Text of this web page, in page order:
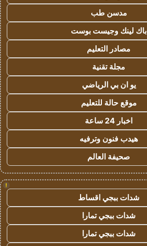
مدسن طب
باك لينك وجيست بوست
مصادر التعليم
مجلة تقنية
يو ان بي الرياضي
موقع حالة للتعليم
اخبار 24 ساعة
هيدب فنون وترفيه
صحيفة العالم
!
شدات ببجي اقساط
شدات ببجي تمارا
شدات ببجي تمارا